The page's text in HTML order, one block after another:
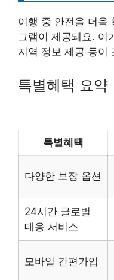
여행 중 안전을 더욱
그램이 제공돼요. 여
지역 정보 제공 등이
특별혜택 요약
특별혜택
다양한 보장 옵션
24시간 글로벌
대응 서비스
모바일 간편가입